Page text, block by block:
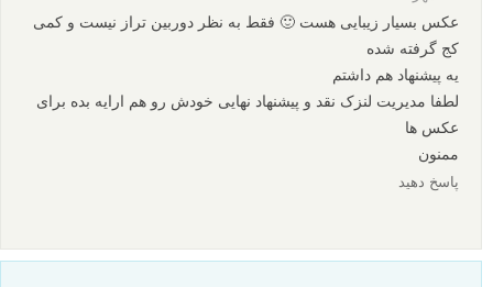
عکس بسیار زیبایی هست 🙂 فقط به نظر دوربین تراز نیست و کمی
کج گرفته شده
یه پیشنهاد هم داشتم
لطفا مدیریت لنزک نقد و پیشنهاد نهایی خودش رو هم ارایه بده برای
عکس ها
ممنون
پاسخ دهید